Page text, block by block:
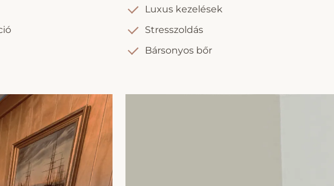
Luxus kezelések
Stresszoldás
Bársonyos bőr